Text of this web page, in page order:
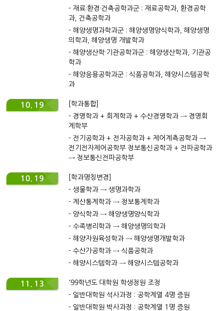
- 재료·환경·건축공학과군 : 재료공학과, 환경공학
과, 건축공학과
- 해양생명과학과군 : 해양생명양식학과, 해양생명
의학과, 해양생명 개발학과
- 해양생산학·기관공학과군 : 해양생산학과, 기관공
학과
- 해양응용공학과군 : 식품공학과, 해양시스템공학
과
10. 19
[학과통합]
- 경영학과 + 회계학과 + 수산경영학과 → 경영회
계학부
- 전기공학과 + 전자공학과 + 제어계측공학과 →
전기전자제어공학부 정보통신공학과 + 전파공학과
→ 정보통신전파공학부
10. 19
[학과명칭변경]
- 생물학과 → 생명과학과
- 계산통계학과 → 정보통계학과
- 양식학과 → 해양생명양식학과
- 수족병리학과 → 해양생명의학과
- 해양자원육성학과 → 해양생명개발학과
- 수산가공학과 → 식품공학과
- 해양시스템학과 → 해양시스템공학과
11. 13
'99학년도 대학원 학생정원 조정
- 일반대학원 석사과정 : 공학계열 4명 증원
- 일반대학원 박사과정 : 공학계열 1명 증원